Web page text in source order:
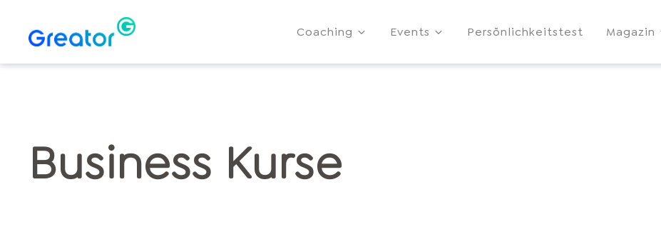
Coaching Events Persönlichkeitstest Magazin
Business Kurse